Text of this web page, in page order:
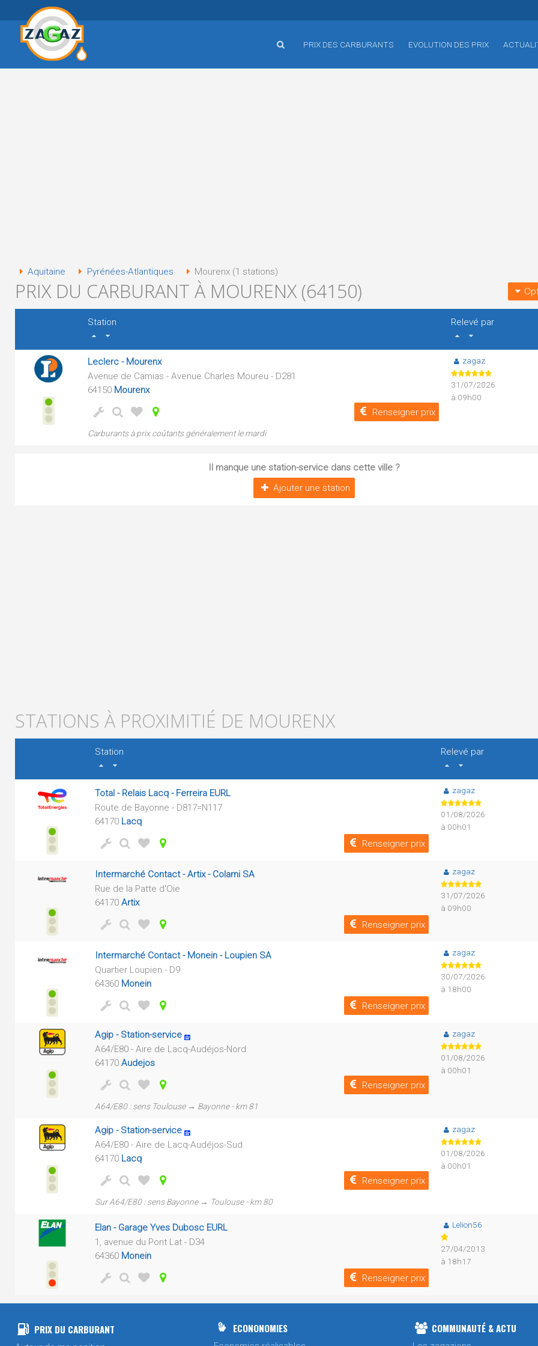
PRIX DES CARBURANTS EVOLUTION DES PRIX
Aquitaine Pyrénées-Atlantiques Mourenx (1 stations)
PRIX DU CARBURANT À MOURENX (64150)
Station
Relevé par
Leclerc - Mourenx
Avenue de Camias - Avenue Charles Moureu - D281
64150 Mourenx
Renseigner prix
Carburants à prix coûtants généralement le mardi
zagaz
31/07/2026
à 09h00
Il manque une station-service dans cette ville ?
Ajouter une station
STATIONS À PROXIMITIÉ DE MOURENX
Station
Relevé par
Total - Relais Lacq - Ferreira EURL
Route de Bayonne - D817=N117
64170 Lacq
Renseigner prix
zagaz
01/08/2026
à 00h01
Intermarché Contact - Artix - Colarni SA
Rue de la Patte d'Oie
64170 Artix
Renseigner prix
zagaz
31/07/2026
à 09h00
Intermarché Contact - Monein - Loupien SA
Quartier Loupien - D9
64360 Monein
Renseigner prix
zagaz
30/07/2026
à 18h00
Agip - Station-service
A64/E80 - Aire de Lacq-Audéjos-Nord
64170 Audejos
Renseigner prix
A64/E80 : sens Toulouse → Bayonne - km 81
zagaz
01/08/2026
à 00h01
Agip - Station-service
A64/E80 - Aire de Lacq-Audéjos-Sud
64170 Lacq
Renseigner prix
Sur A64/E80 : sens Bayonne → Toulouse - km 80
zagaz
01/08/2026
à 00h01
Elan - Garage Yves Dubosc EURL
1, avenue du Pont Lat - D34
64360 Monein
Renseigner prix
Lelion56
27/04/2013
à 18h17
PRIX DU CARBURANT ECONONOMIES COMMUNAUTÉ & ACTU